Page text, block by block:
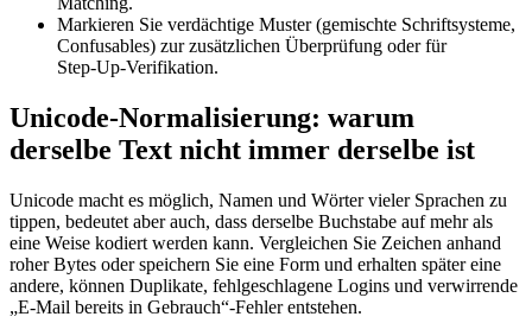
Markieren Sie verdächtige Muster (gemischte Schriftsysteme,
Confusables) zur zusätzlichen Überprüfung oder für
Step‑Up‑Verifikation.
Unicode‑Normalisierung: warum
derselbe Text nicht immer derselbe ist
Unicode macht es möglich, Namen und Wörter vieler Sprachen zu
tippen, bedeutet aber auch, dass derselbe Buchstabe auf mehr als
eine Weise kodiert werden kann. Vergleichen Sie Zeichen anhand
roher Bytes oder speichern Sie eine Form und erhalten später eine
andere, können Duplikate, fehlgeschlagene Logins und verwirrende
„E‑Mail bereits in Gebrauch“‑Fehler entstehen.